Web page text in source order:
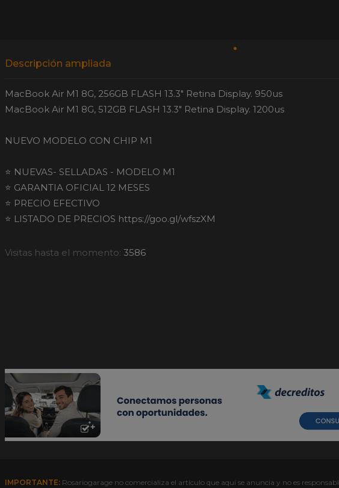
Descripción ampliada
MacBook Air M1 8G, 256GB FLASH 13.3" Retina Display. 950us
MacBook Air M1 8G, 512GB FLASH 13.3" Retina Display. 1200us
NUEVO MODELO CON CHIP M1
⭐ NUEVAS- SELLADAS - MODELO M1
⭐ GARANTIA OFICIAL 12 MESES
⭐ PRECIO EFECTIVO
⭐ LISTADO DE PRECIOS https://goo.gl/wfszXM
Visitas hasta el momento: 3586
IMPORTANTE:Rosariogarage no comercializa el artículo que aquí se anuncia y no es